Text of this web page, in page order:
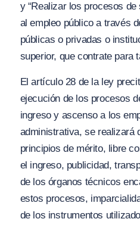
y “Realizar los procesos
al empleo público a través
públicas o privadas o
superior, que contrate para
El artículo 28 de la ley
ejecución de los procesos
ingreso y ascenso a los
administrativa, se realizará
principios de mérito, libre
el ingreso, publicidad,
de los órganos técnicos
estos procesos,
de los instrumentos